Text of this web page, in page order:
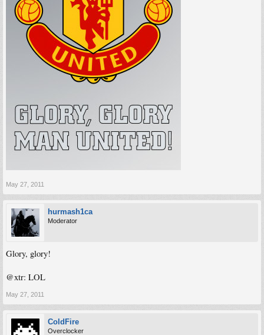
May 27, 2011
hurmash1ca
Moderator
Glory, glory!
@xtr: LOL
May 27, 2011
ColdFire
Overclocker